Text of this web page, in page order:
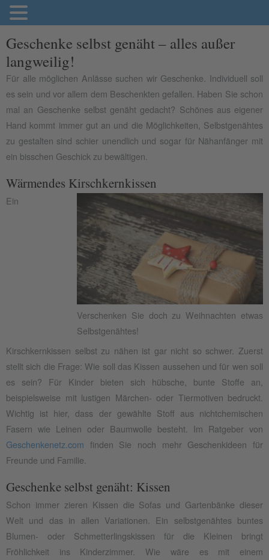
Geschenke selbst genäht – alles außer
langweilig!
Für alle möglichen Anlässe suchen wir Geschenke. Individuell soll
es sein und vor allem dem Beschenkten gefallen. Haben Sie schon
mal an Geschenke selbst genäht gedacht? Schönes aus eigener
Hand kommt immer gut an und die Möglichkeiten, Selbstgenähtes
zu gestalten sind schier unendlich und sogar für Nähanfänger mit
ein bisschen Geschick zu bewältigen.
Wärmendes Kirschkernkissen
Verschenken Sie doch zu Weihnachten etwas
Selbstgenähtes!
Ein
Kirschkernkissen selbst zu nähen ist gar nicht so schwer. Zuerst
stellt sich die Frage: Wie soll das Kissen aussehen und für wen soll
es sein? Für Kinder bieten sich hübsche, bunte Stoffe an,
beispielsweise mit lustigen Märchen- oder Tiermotiven bedruckt.
Wichtig ist hier, dass der gewählte Stoff aus nichtchemischen
Fasern wie Leinen oder Baumwolle besteht. Im Ratgeber von
Geschenkenetz.com finden Sie noch mehr Geschenkideen für
Freunde und Familie.
Geschenke selbst genäht: Kissen
Schon immer zieren Kissen die Sofas und Gartenbänke dieser
Welt und das in allen Variationen. Ein selbstgenähtes buntes
Blumen- oder Schmetterlingskissen für die Kleinen bringt
Fröhlichkeit ins Kinderzimmer. Wie wäre es mit einem